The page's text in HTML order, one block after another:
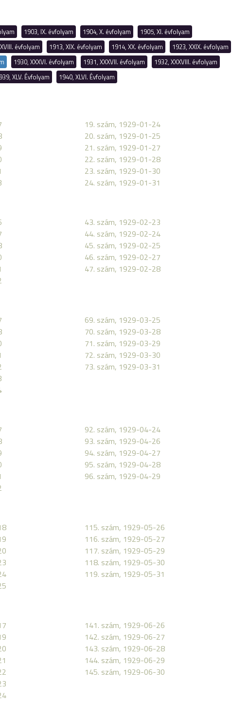
1903, IX. évfolyam 1904, X. évfolyam
1905, XI. évfolyam
évfolyam 1913, XIX. évfolyam 1914, XX. évfolyam
1923, XXIX. évfolyam
1930, XXXVI. évfolyam 1931, XXXVII. évfolyam
1932, XXXVIII. évfolyam
XLV. Évfolyam 1940, XLVI. Évfolyam
19. szám, 1929-01-24
20. szám, 1929-01-25
21. szám, 1929-01-27
22. szám, 1929-01-28
23. szám, 1929-01-30
24. szám, 1929-01-31
43. szám, 1929-02-23
44. szám, 1929-02-24
45. szám, 1929-02-25
46. szám, 1929-02-27
47. szám, 1929-02-28
69. szám, 1929-03-25
70. szám, 1929-03-28
71. szám, 1929-03-29
72. szám, 1929-03-30
73. szám, 1929-03-31
92. szám, 1929-04-24
93. szám, 1929-04-26
94. szám, 1929-04-27
95. szám, 1929-04-28
96. szám, 1929-04-29
115. szám, 1929-05-26
116. szám, 1929-05-27
117. szám, 1929-05-29
118. szám, 1929-05-30
119. szám, 1929-05-31
141. szám, 1929-06-26
142. szám, 1929-06-27
143. szám, 1929-06-28
144. szám, 1929-06-29
145. szám, 1929-06-30